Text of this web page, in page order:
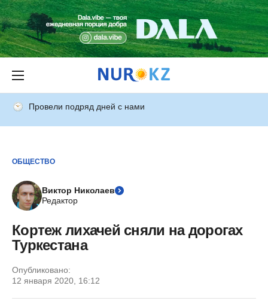
Провели подряд дней с нами
ОБЩЕСТВО
Виктор Николаев
Редактор
Кортеж лихачей сняли на дорогах
Туркестана
Опубликовано:
12 января 2020, 16:12